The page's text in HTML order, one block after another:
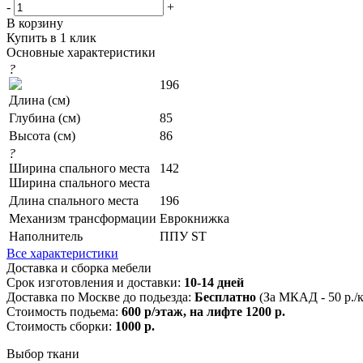
-
+
В корзину
Купить в 1 клик
Основные характеристики
?
Длина (см)
196
Глубина (см)
85
Высота (см)
86
?
Ширина спального места
Ширина спального места
142
Длина спального места
196
Механизм трансформации Еврокнижка
Наполнитель
ППУ ST
Все характеристики
Доставка и сборка мебели
Срок изготовления и доставки: 10-14 дней
Доставка по Москве до подьезда: Бесплатно (За МКАД - 50 р./
Стоимость подьема: 600 р/этаж, на лифте 1200 р.
Стоимость сборки: 1000 р.
Выбор ткани